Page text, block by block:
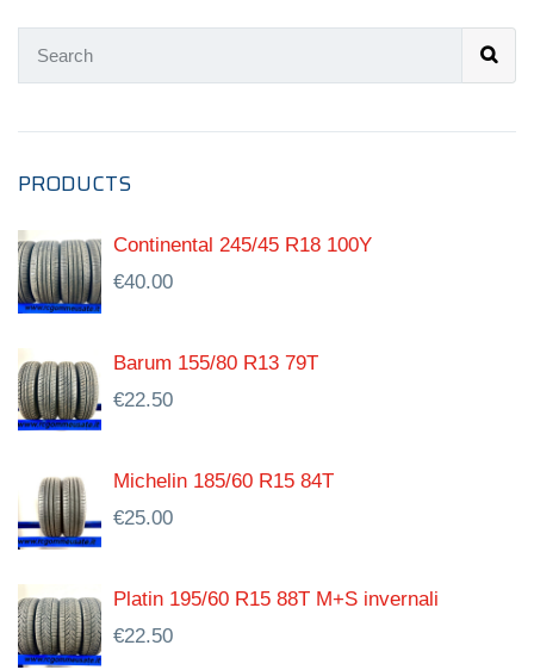
PRODUCTS
Continental 245/45 R18 100Y
€40.00
Barum 155/80 R13 79T
€22.50
Michelin 185/60 R15 84T
€25.00
Platin 195/60 R15 88T M+S invernali
€22.50